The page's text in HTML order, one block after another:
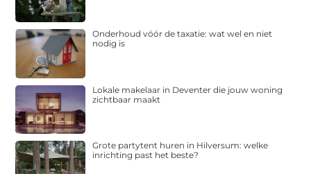
Onderhoud vóór de taxatie: wat wel en niet
nodig is
Lokale makelaar in Deventer die jouw woning
zichtbaar maakt
Grote partytent huren in Hilversum: welke
inrichting past het beste?